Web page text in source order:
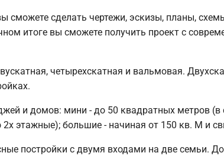
сможете сделать чертежи, эскизы, планы,
итоге вы сможете получить проект с
четырехскатная и вальмовая.
и домов: мини - до 50 квадратных метров
этажные); большие - начиная от 150 кв. М и
постройки с двумя входами на две семьи.